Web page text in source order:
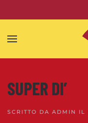
Skip to main content
SUPER DI’
SCRITTO DA ADMIN IL